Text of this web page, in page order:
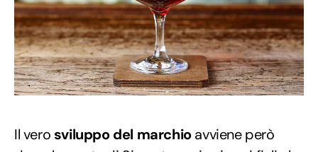
Il vero sviluppo del marchioavviene però